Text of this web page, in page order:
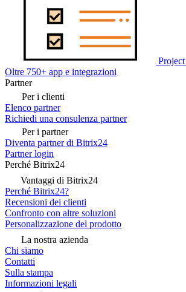
Oltre 750+ app e integrazioni
Partner
Per i clienti
Elenco partner
Richiedi una consulenza partner
Per i partner
Diventa partner di Bitrix24
Partner login
Perché Bitrix24
Vantaggi di Bitrix24
Perché Bitrix24?
Recensioni dei clienti
Confronto con altre soluzioni
Personalizzazione del prodotto
La nostra azienda
Chi siamo
Contatti
Sulla stampa
Informazioni legali